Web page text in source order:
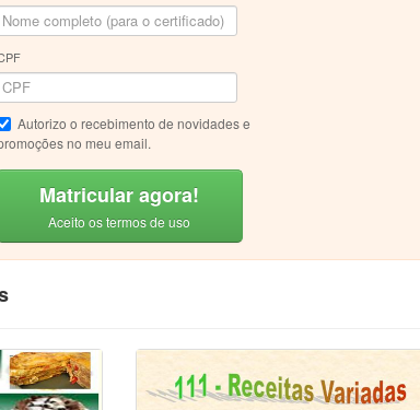
Autorizo o recebimento de novidades e
no meu email.
Matricular agora!
Aceito os termos de uso